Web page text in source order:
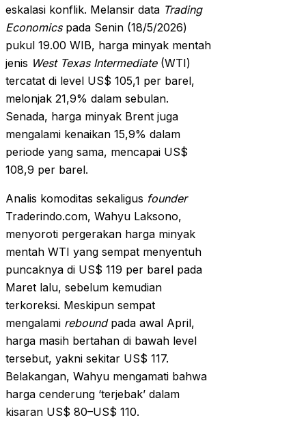
eskalasi konflik. Melansir data Trading
Economicspada Senin (18/5/2026)
pukul 19.00 WIB, harga minyak mentah
jenis West Texas Intermediate(WTI)
tercatat di level US$ 105,1 per barel,
melonjak 21,9% dalam sebulan.
Senada, harga minyak Brent juga
mengalami kenaikan 15,9% dalam
periode yang sama, mencapai US$
108,9 per barel.
Analis komoditas sekaligus founder
Traderindo.com, Wahyu Laksono,
menyoroti pergerakan harga minyak
mentah WTI yang sempat menyentuh
puncaknya di US$ 119 per barel pada
Maret lalu, sebelum kemudian
terkoreksi. Meskipun sempat
mengalami reboundpada awal April,
harga masih bertahan di bawah level
tersebut, yakni sekitar US$ 117.
Belakangan, Wahyu mengamati bahwa
harga cenderung ‘terjebak’ dalam
kisaran US$ 80–US$ 110.